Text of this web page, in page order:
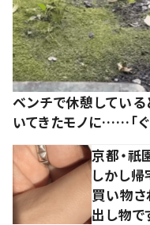
ベンチで休憩してい
いてきたモノに……「ぐ
京都・
しかし
買い物さ
出し物で